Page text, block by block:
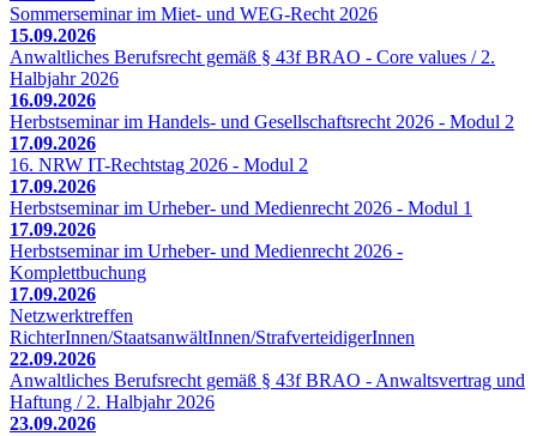
Sommerseminar im Miet- und WEG-Recht 2026
15.09.2026
Anwaltliches Berufsrecht gemäß § 43f BRAO - Core values / 2.
Halbjahr 2026
16.09.2026
Herbstseminar im Handels- und Gesellschaftsrecht 2026 - Modul 2
17.09.2026
16. NRW IT-Rechtstag 2026 - Modul 2
17.09.2026
Herbstseminar im Urheber- und Medienrecht 2026 - Modul 1
17.09.2026
Herbstseminar im Urheber- und Medienrecht 2026 -
Komplettbuchung
17.09.2026
Netzwerktreffen
RichterInnen/StaatsanwältInnen/StrafverteidigerInnen
22.09.2026
Anwaltliches Berufsrecht gemäß § 43f BRAO - Anwaltsvertrag und
Haftung / 2. Halbjahr 2026
23.09.2026